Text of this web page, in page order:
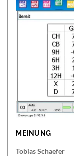
MEINUNG
Tobias Schaefer